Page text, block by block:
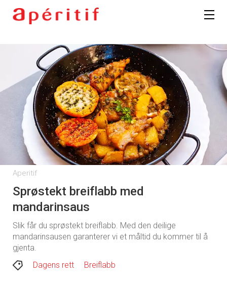
Aperitif
Sprøstekt breiflabb med
mandarinsaus
Slik får du sprøstekt breiflabb. Med den deilige
mandarinsausen garanterer vi et måltid du kommer til å
gjenta.
Dagens rett
Breiflabb